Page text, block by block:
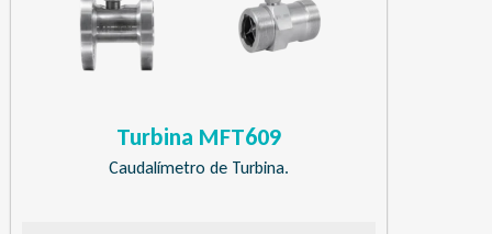
Turbina MFT609
Caudalímetro de Turbina.